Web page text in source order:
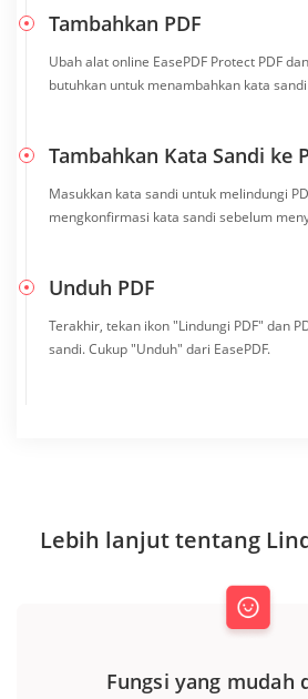
Tambahkan PDF
Ubah alat online EasePDF Protect PDF
butuhkan untuk menambahkan kata
Tambahkan Kata Sandi ke
Masukkan kata sandi untuk melindungi
mengkonfirmasi kata sandi sebelum
Unduh PDF
Terakhir, tekan ikon "Lindungi PDF" dan
sandi. Cukup "Unduh" dari EasePDF.
Lebih lanjut tentang
Fungsi yang mudah